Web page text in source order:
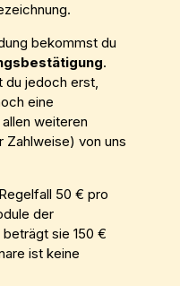
bekommst du
.
du jedoch erst,
eine
weiteren
Zahlweise) von uns
50 € pro
der
sie 150 €
ist keine